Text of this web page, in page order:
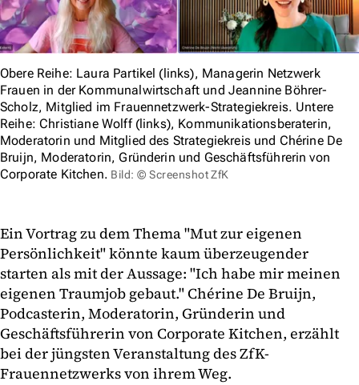
Obere Reihe: Laura Partikel (links), Managerin Netzwerk
Frauen in der Kommunalwirtschaft und Jeannine Böhrer-
Scholz, Mitglied im Frauennetzwerk-Strategiekreis. Untere
Reihe: Christiane Wolff (links), Kommunikationsberaterin,
Moderatorin und Mitglied des Strategiekreis und Chérine De
Bruijn, Moderatorin, Gründerin und Geschäftsführerin von
Corporate Kitchen. Bild: © Screenshot ZfK
Ein Vortrag zu dem Thema "Mut zur eigenen
Persönlichkeit" könnte kaum überzeugender
starten als mit der Aussage: "Ich habe mir meinen
eigenen Traumjob gebaut." Chérine De Bruijn,
Podcasterin, Moderatorin, Gründerin und
Geschäftsführerin von Corporate Kitchen, erzählt
bei der jüngsten Veranstaltung des ZfK-
Frauennetzwerks von ihrem Weg.